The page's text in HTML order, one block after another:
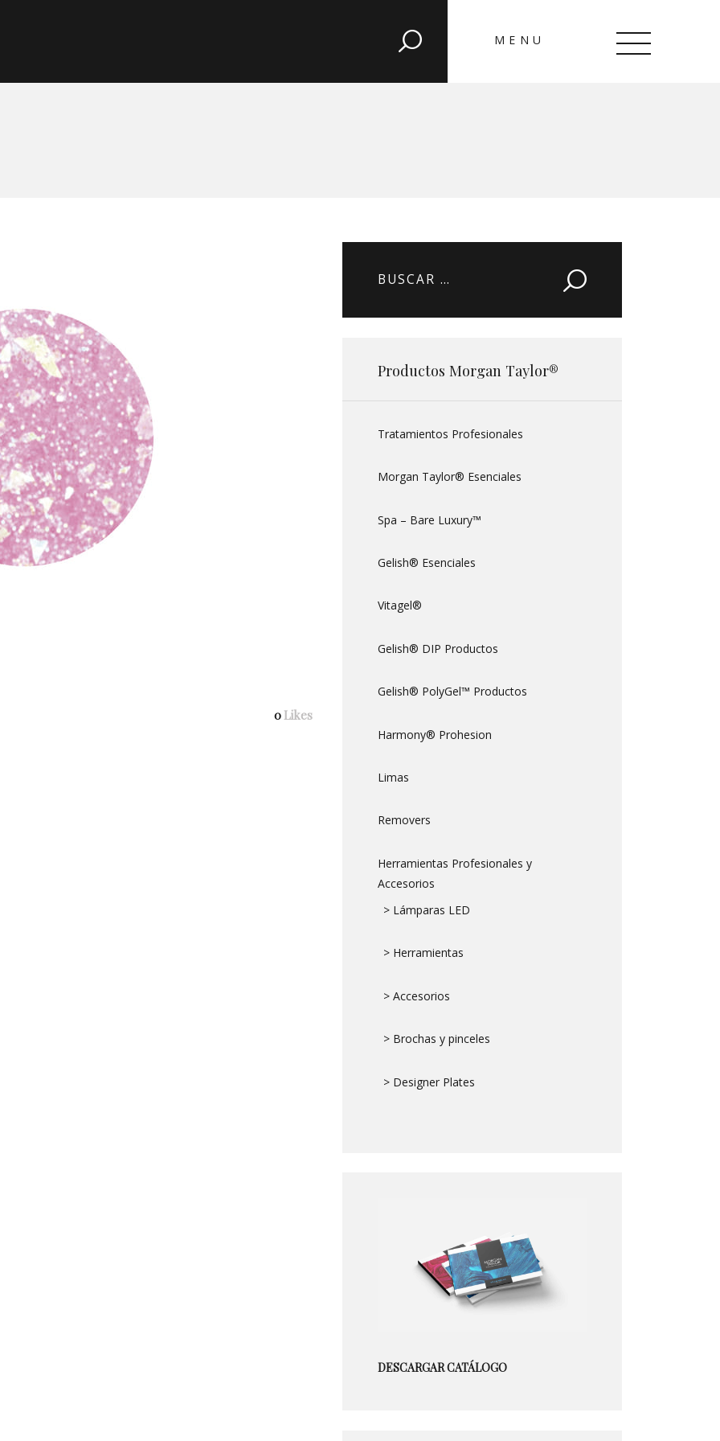
MENU
CLOSE
0 Likes
Buscar:
Productos Morgan Taylor®
Tratamientos Profesionales
Morgan Taylor® Esenciales
Spa – Bare Luxury™
Gelish® Esenciales
Vitagel®
Gelish® DIP Productos
Gelish® PolyGel™ Productos
Harmony® Prohesion
Limas
Removers
Herramientas Profesionales y
Accesorios
> Lámparas LED
> Herramientas
> Accesorios
> Brochas y pinceles
> Designer Plates
DESCARGAR CATÁLOGO